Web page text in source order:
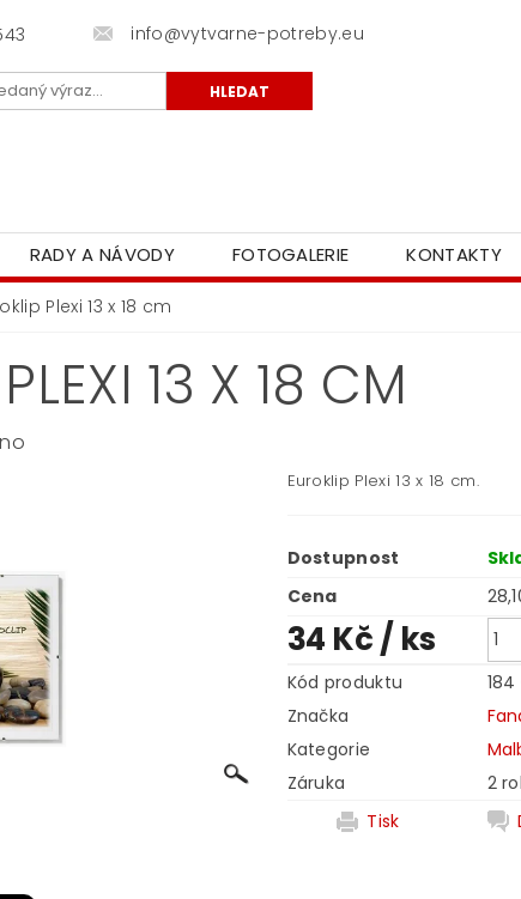
info@vytvarne-potreby.eu
RADY A NÁVODY FOTOGALERIE KONTAKTY
Plexi 13 x 18 cm
13 X 18 CM
Euroklip Plexi 13 x 18 cm.
Dostupnost
Cena
34 Kč/ ks
Kód produktu
Značka
Kategorie
Záruka
2
Tisk